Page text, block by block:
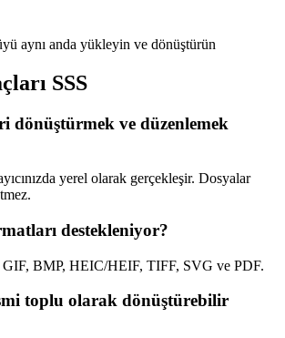
aynı anda yükleyin ve dönüştürün
SSS
dönüştürmek ve düzenlemek
yerel olarak gerçekleşir. Dosyalar
destekleniyor?
GIF, BMP, HEIC/HEIF, TIFF, SVG ve PDF.
toplu olarak dönüştürebilir